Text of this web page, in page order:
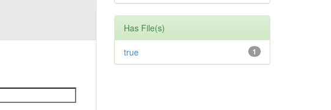
Has File(s)
1
true